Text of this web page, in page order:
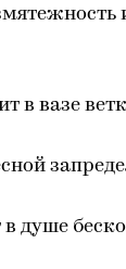
в вазе
в душе